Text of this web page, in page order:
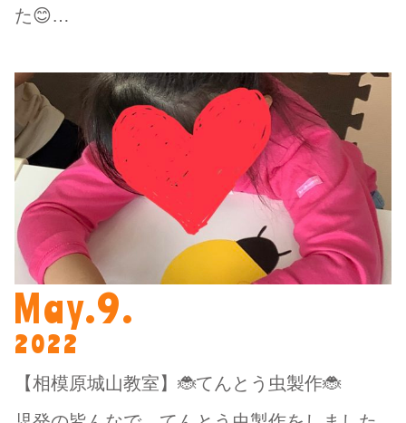
た😊…
May.9.
2022
【相模原城山教室】🐞てんとう虫製作🐞